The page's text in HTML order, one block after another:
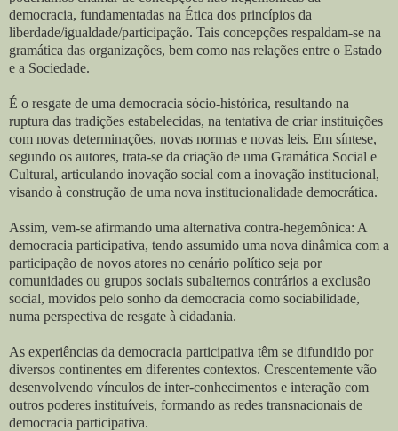
democracia, fundamentadas na Ética dos princípios da
liberdade/igualdade/participação. Tais concepções respaldam-se na
gramática das organizações, bem como nas relações entre o Estado
e a Sociedade.
É o resgate de uma democracia sócio-histórica, resultando na
ruptura das tradições estabelecidas, na tentativa de criar instituições
com novas determinações, novas normas e novas leis. Em síntese,
segundo os autores, trata-se da criação de uma Gramática Social e
Cultural, articulando inovação social com a inovação institucional,
visando à construção de uma nova institucionalidade democrática.
Assim, vem-se afirmando uma alternativa contra-hegemônica: A
democracia participativa, tendo assumido uma nova dinâmica com a
participação de novos atores no cenário político seja por
comunidades ou grupos sociais subalternos contrários a exclusão
social, movidos pelo sonho da democracia como sociabilidade,
numa perspectiva de resgate à cidadania.
As experiências da democracia participativa têm se difundido por
diversos continentes em diferentes contextos. Crescentemente vão
desenvolvendo vínculos de inter-conhecimentos e interação com
outros poderes instituíveis, formando as redes transnacionais de
democracia participativa.